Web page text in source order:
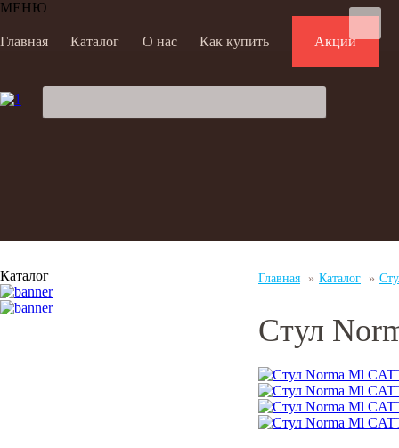
МЕНЮ
Главная Каталог О нас Как купить Акции
Каталог Главная » Каталог »
Стул